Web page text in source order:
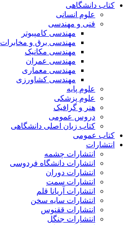
کتاب دانشگاهی
علوم انسانی
فنی و مهندسی
مهندسی کامپیوتر
مهندسی برق و مخابرات
مهندسی مکانیک
مهندسی عمران
مهندسی معماری
مهندسی کشاورزی
علوم پایه
علوم پزشکی
هنر و گرافیک
دروس عمومی
کتاب زبان اصلی دانشگاهی
کتاب عمومی
انتشارات
انتشارات چشمه
انتشارات دانشگاه فردوسی
انتشارات دوران
انتشارات سمت
انتشارات آریانا قلم
انتشارات سایه سخن
انتشارات ققنوس
انتشارات جنگل